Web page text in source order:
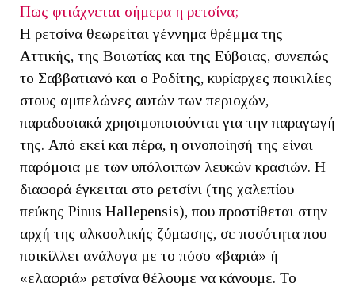
Πως φτιάχνεται σήμερα η ρετσίνα;
Η ρετσίνα θεωρείται γέννημα θρέμμα της
Αττικής, της Βοιωτίας και της Εύβοιας, συνεπώς
το Σαββατιανό και ο Ροδίτης, κυρίαρχες ποικιλίες
στους αμπελώνες αυτών των περιοχών,
παραδοσιακά χρησιμοποιούνται για την παραγωγή
της. Από εκεί και πέρα, η οινοποίησή της είναι
παρόμοια με των υπόλοιπων λευκών κρασιών. Η
διαφορά έγκειται στο ρετσίνι (της χαλεπίου
πεύκης Pinus Hallepensis), που προστίθεται στην
αρχή της αλκοολικής ζύμωσης, σε ποσότητα που
ποικίλλει ανάλογα με το πόσο «βαριά» ή
«ελαφριά» ρετσίνα θέλουμε να κάνουμε. Το